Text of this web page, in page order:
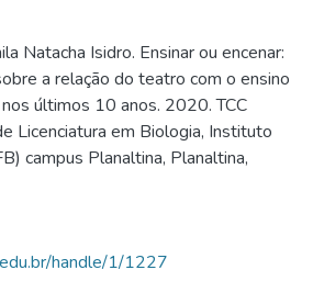
Natacha Isidro. Ensinar ou encenar:
a relação do teatro com o ensino
últimos 10 anos. 2020. TCC
Licenciatura em Biologia, Instituto
campus Planaltina, Planaltina,
handle/1/1227